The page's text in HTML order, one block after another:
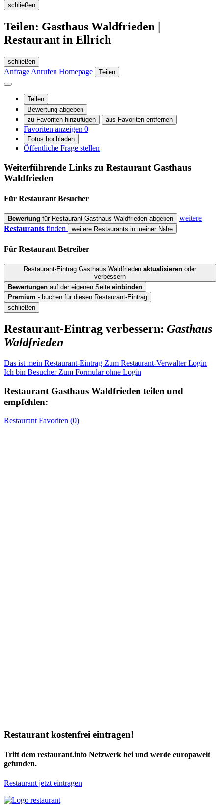
schließen
Teilen: Gasthaus Waldfrieden |
Restaurant in Ellrich
schließen
Anfrage Anrufen Homepage Teilen
Teilen
Bewertung abgeben
zu Favoriten hinzufügen
aus Favoriten entfernen
Favoriten anzeigen 0
Fotos hochladen
Öffentliche Frage stellen
Weiterführende Links zu Restaurant Gasthaus
Waldfrieden
Für Restaurant Besucher
Bewertung für Restaurant Gasthaus Waldfrieden abgeben
weitere
Restaurants finden weitere Restaurants in meiner Nähe
Für Restaurant Betreiber
Restaurant-Eintrag Gasthaus Waldfrieden aktualisieren oder
verbessern
Bewertungen auf der eigenen Seite einbinden
Premium - buchen für diesen Restaurant-Eintrag
schließen
Restaurant-Eintrag verbessern: Gasthaus
Waldfrieden
Das ist mein Restaurant-Eintrag Zum Restaurant-Verwalter Login
Ich bin Besucher Zum Formular ohne Login
Restaurant Gasthaus Waldfrieden teilen und
empfehlen:
Restaurant Favoriten (0)
Restaurant kostenfrei eintragen!
Tritt dem restaurant.info Netzwerk bei und werde europaweit
gefunden.
Restaurant jetzt eintragen